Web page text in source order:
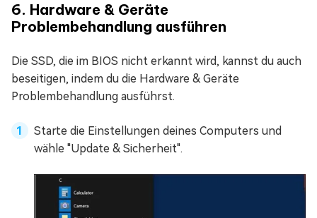
6. Hardware & Geräte
Problembehandlung ausführen
Die SSD, die im BIOS nicht erkannt wird, kannst du auch
beseitigen, indem du die Hardware & Geräte
Problembehandlung ausführst.
Starte die Einstellungen deines Computers und
wähle "Update & Sicherheit".